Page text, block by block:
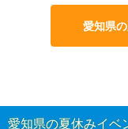
愛知県
愛知県の夏休みイベ